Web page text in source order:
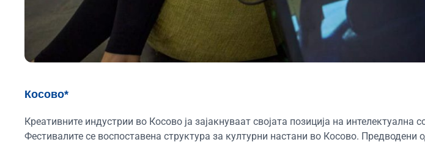
Косово*
Креативните индустрии во Косово ја зајакнуваат својата позиција на интелектуална
Фестивалите се воспоставена структура за културни настани во Косово. Предводени